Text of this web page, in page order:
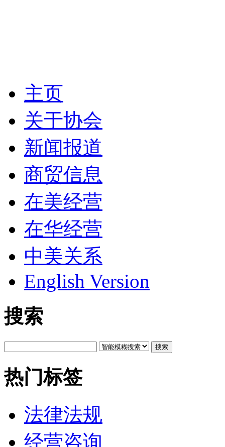
主页
关于协会
新闻报道
商贸信息
在美经营
在华经营
中美关系
English Version
搜索
搜索
热门标签
法律法规
经营咨询